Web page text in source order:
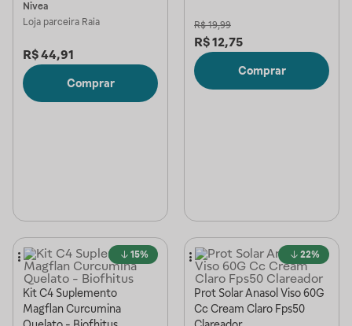
Nivea
Loja parceira Raia
R$44,91
Comprar
R$ 19,99
R$12,75
Comprar
15%
Kit C4 Suplemento
Magflan Curcumina
22%
Prot Solar Anasol Viso 60G
Cc Cream Claro Fps50